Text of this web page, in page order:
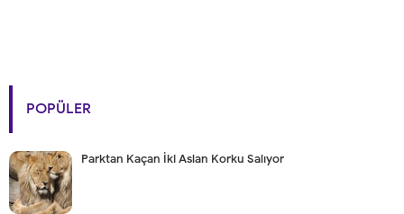
POPÜLER
Parktan Kaçan İki Aslan Korku Salıyor